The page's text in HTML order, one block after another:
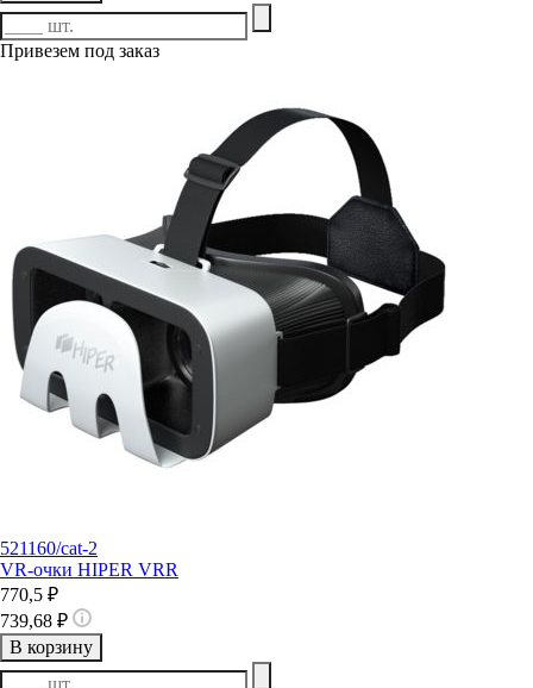
Привезем под заказ
521160/cat-2
VR-очки HIPER VRR
770,5 ₽
739,68 ₽
В корзину